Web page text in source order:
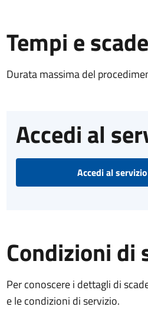
Tempi e
Durata massima del
Accedi al
Accedi al servizio
Condizioni di
Per conoscere i dettagli di
e le condizioni di servizio.